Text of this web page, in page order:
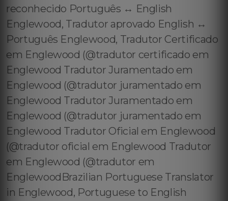
reconhecido Português ↔️ English
Englewood, Tradutor aprovado English ↔️
Português Englewood, Tradutor Certificado
em Englewood (@tradutor certificado em
Englewood Tradutor Juramentado em
Englewood (@tradutor juramentado em
Englewood Tradutor Juramentado em
Englewood (@tradutor juramentado em
Englewood Tradutor Oficial em Englewood
(@tradutor oficial em Englewood Tradutor
em Englewood (@tradutor em
EnglewoodBrazilian Portuguese Translator
in Englewood, Portuguese to English